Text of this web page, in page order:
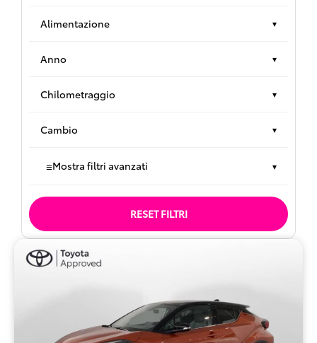
Alimentazione ▾
Anno ▾
Chilometraggio ▾
Cambio ▾
≡Mostra filtri avanzati ▾
RESET FILTRI